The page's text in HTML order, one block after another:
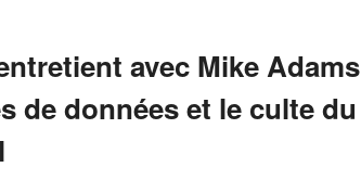
avec Mike Adams
de données et le culte du